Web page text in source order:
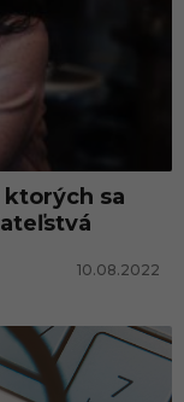
sa
10.08.2022